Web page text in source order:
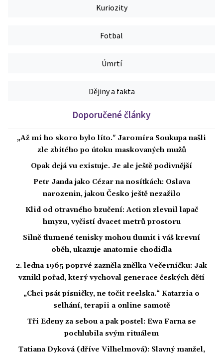
Kuriozity
Fotbal
Úmrtí
Dějiny a fakta
Doporučené články
„Až mi ho skoro bylo líto." Jaromíra Soukupa našli
zle zbitého po útoku maskovaných mužů
Opak dejá vu existuje. Je ale ještě podivnější
Petr Janda jako Cézar na nosítkách: Oslava
narozenin, jakou Česko ještě nezažilo
Klid od otravného bzučení: Action zlevnil lapač
hmyzu, vyčistí dvacet metrů prostoru
Silně tlumené tenisky mohou tlumit i váš krevní
oběh, ukazuje anatomie chodidla
2. ledna 1965 poprvé zazněla znělka Večerníčku: Jak
vznikl pořad, který vychoval generace českých dětí
„Chci psát písničky, ne točit reelska.“ Katarzia o
selhání, terapii a online samotě
Tři Edeny za sebou a pak postel: Ewa Farna se
pochlubila svým rituálem
Tatiana Dyková (dříve Vilhelmová): Slavný manžel,